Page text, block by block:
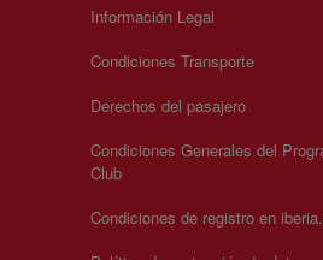
Información Legal
Condiciones Transporte
Derechos del pasajero
Condiciones Generales del
Club
Condiciones de registro en